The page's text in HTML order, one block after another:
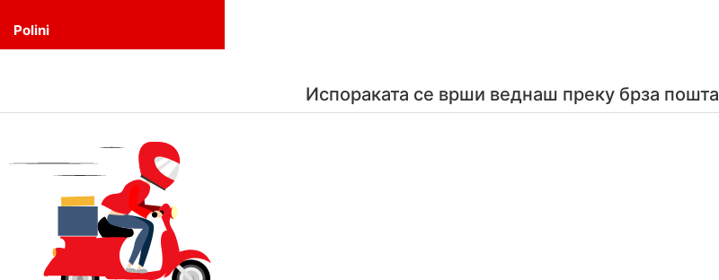
Polini
Испораката се врши веднаш преку брза пошта